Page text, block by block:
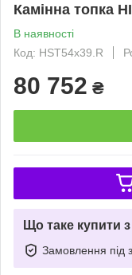
Камінна топка
В наявності
Код: HST54x39.R
80 752 ₴
Що таке купити
Замовлення під